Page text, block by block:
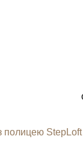
полицею